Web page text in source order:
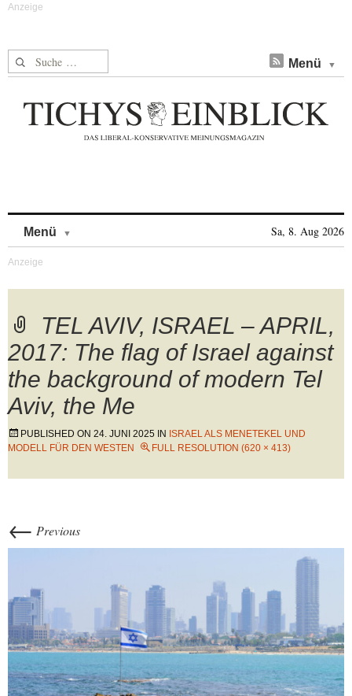
Suche nach: Menü
Menü Sa, 8. Aug 2026
TEL AVIV, ISRAEL – APRIL,
2017: The flag of Israel against
the background of modern Tel
Aviv, the Me
PUBLISHED ON 24. JUNI 2025 IN ISRAEL ALS MENETEKEL UND
MODELL FÜR DEN WESTEN
FULL RESOLUTION (620 × 413)
← Previous